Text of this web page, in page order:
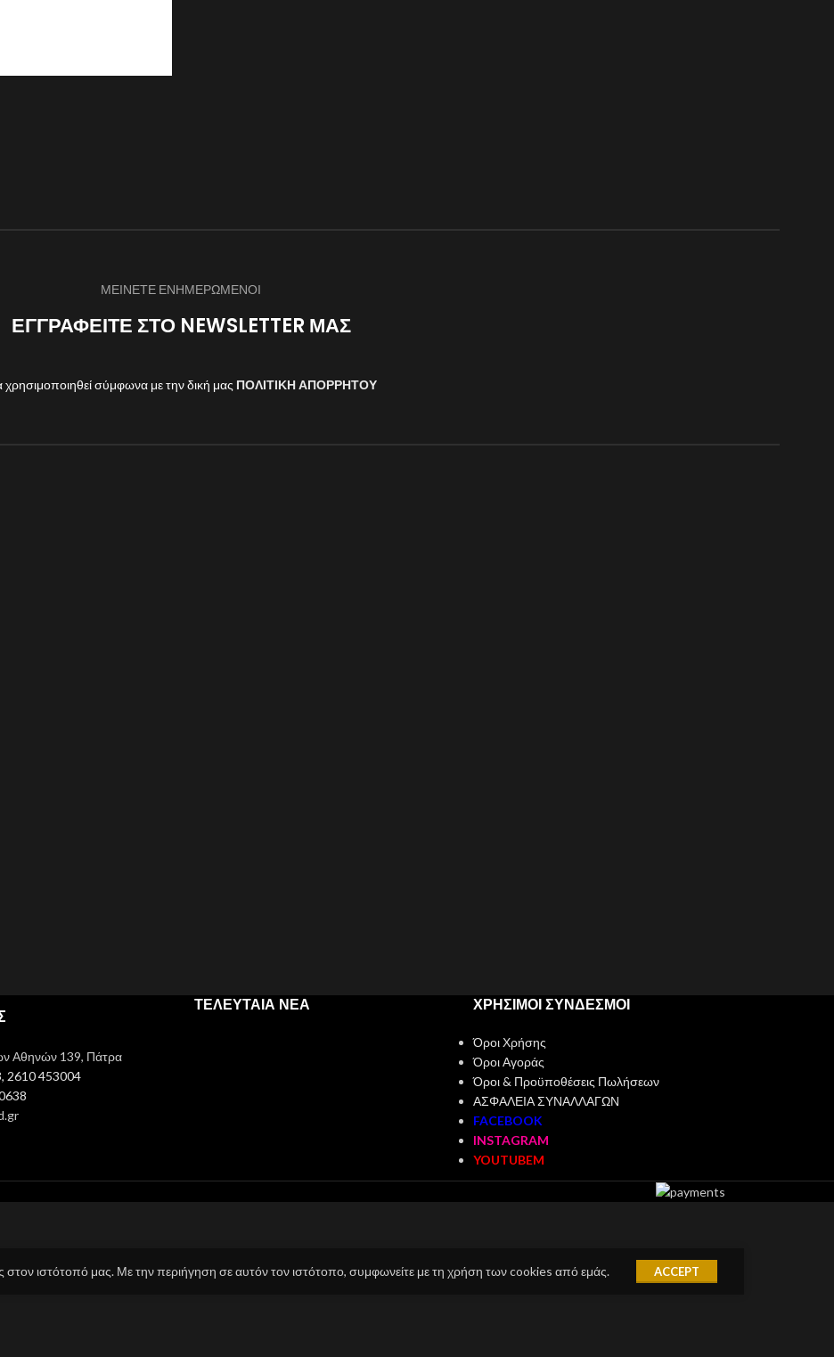
ΜΕΙΝΕΤΕ ΕΝΗΜΕΡΩΜΕΝΟΙ
ΕΓΓΡΑΦΕΙΤΕ ΣΤΟ NEWSLETTER ΜΑΣ
σύμφωνα με την δική μας ΠΟΛΙΤΙΚΗ ΑΠΟΡΡΗΤΟΥ
Αθηνών 139, Πάτρα
2610 453004
ΤΕΛΕΥΤΑΙΑ ΝΕΑ ΧΡΗΣΙΜΟΙ ΣΥΝΔΕΣΜΟΙ
Όροι Χρήσης
Όροι Αγοράς
Όροι & Προϋποθέσεις Πωλήσεων
ΑΣΦΑΛΕΙΑ ΣΥΝΑΛΛΑΓΩΝ
FACEBOOK
INSTAGRAM
YOUTUBEM
στον ιστότοπό μας. Με την περιήγηση σε αυτόν τον ιστότοπο, συμφωνείτε με τη χρήση των cookies από εμάς. ACCEPT